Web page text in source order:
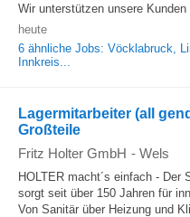
Wir unterstützen unsere
heute
6 ähnliche Jobs: Vöcklabruck,
Innkreis...
Lagermitarbeiter (all
Großteile
Fritz Holter GmbH - Wels
HOLTER macht´s einfach - Der
sorgt seit über 150 Jahren für
Von Sanitär über Heizung und